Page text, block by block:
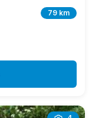
79 km